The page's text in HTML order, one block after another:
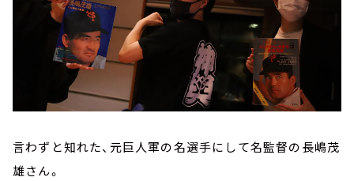
言わずと知れた、元巨人軍の名選手にして名監督の長嶋茂
雄さん。